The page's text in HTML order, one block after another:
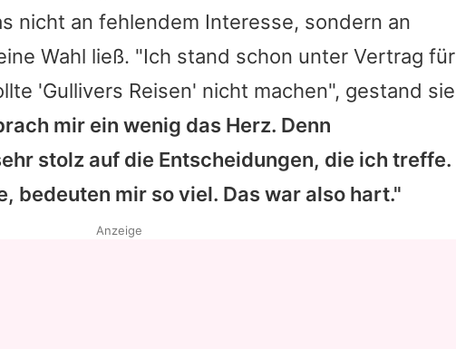
Redaktionelle Richtlinien
Impressum
Datenschutzerklärung
Nutzungsbedingungen
nicht an fehlendem Interesse, sondern an
Wahl ließ. "Ich stand schon unter Vertrag für
'Gullivers Reisen' nicht machen", gestand sie
mir ein wenig das Herz. Denn
stolz auf die Entscheidungen, die ich treffe.
bedeuten mir so viel. Das war also hart."
Anzeige